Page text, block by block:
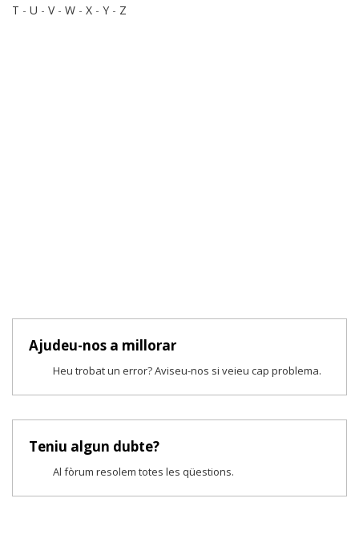
T - U - V- W - X - Y - Z
Ajudeu-nos a millorar
Heu trobat un error? Aviseu-nos si veieu cap problema.
Teniu algun dubte?
Al fòrum resolem totes les qüestions.